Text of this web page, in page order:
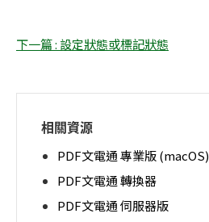
下一篇 : 設定狀態或標記狀態
相關資源
PDF文電通 專業版 (macOS)
PDF文電通 轉換器
PDF文電通 伺服器版